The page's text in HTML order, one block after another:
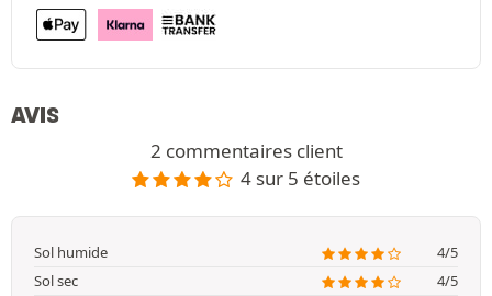
AVIS
2 commentaires client
4 sur 5 étoiles
Sol humide
4/5
Sol sec
4/5